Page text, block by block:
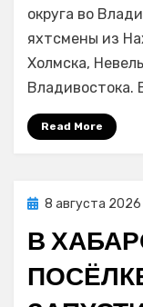
округа во
яхтсмены из
Холмска,
Владивостока.
Read More
Posted
8 августа 2026
В